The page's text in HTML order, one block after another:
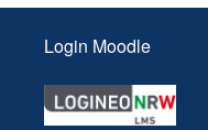
Login Moodle